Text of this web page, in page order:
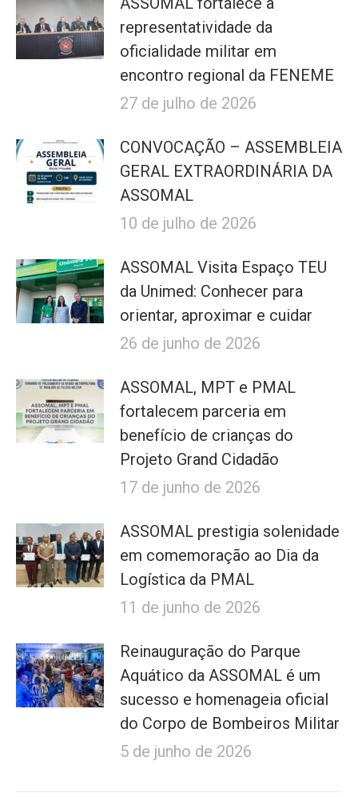
representatividade da
oficialidade militar em
encontro regional da FENEME
27 de julho de 2026
CONVOCAÇÃO – ASSEMBLEIA
GERAL EXTRAORDINÁRIA DA
ASSOMAL
10 de julho de 2026
ASSOMAL Visita Espaço TEU
da Unimed: Conhecer para
orientar, aproximar e cuidar
26 de junho de 2026
ASSOMAL, MPT e PMAL
fortalecem parceria em
benefício de crianças do
Projeto Grand Cidadão
17 de junho de 2026
ASSOMAL prestigia solenidade
em comemoração ao Dia da
Logística da PMAL
11 de junho de 2026
Reinauguração do Parque
Aquático da ASSOMAL é um
sucesso e homenageia oficial
do Corpo de Bombeiros Militar
5 de junho de 2026